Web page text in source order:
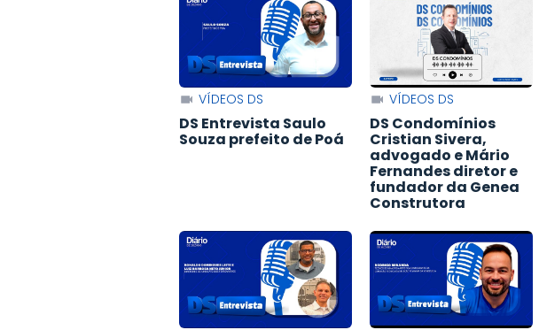
VÍDEOS DS
DS Entrevista Saulo
Souza prefeito de Poá
VÍDEOS DS
DS Condomínios
Cristian Sivera,
advogado e Mário
Fernandes diretor e
fundador da Genea
Construtora